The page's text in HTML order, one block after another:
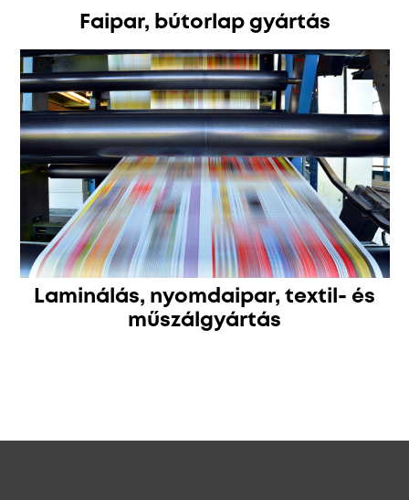
Faipar, bútorlap gyártás
Laminálás, nyomdaipar, textil- és
műszálgyártás